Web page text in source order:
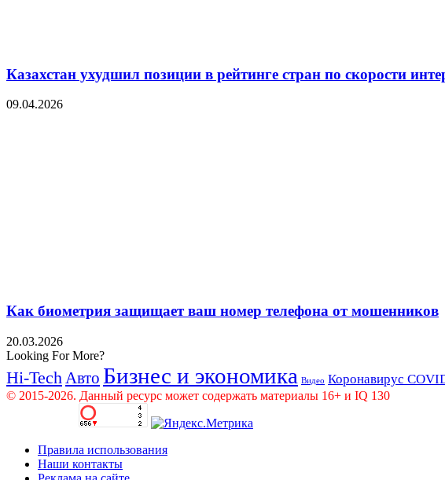
Казахстан ухудшил позиции в рейтинге стран по скорости
09.04.2026
Как биометрия защищает ваш номер телефона от мошенников
20.03.2026
Looking For More?
Hi-Tech Авто Бизнес и экономика Видео Коронавирус
© 2015-2026. Данный ресурс может содержать материалы 16+ и IQ 130
Правила использования
Наши контакты